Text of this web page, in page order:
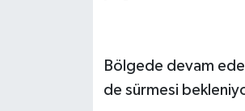
Bölgede devam
de sürmesi